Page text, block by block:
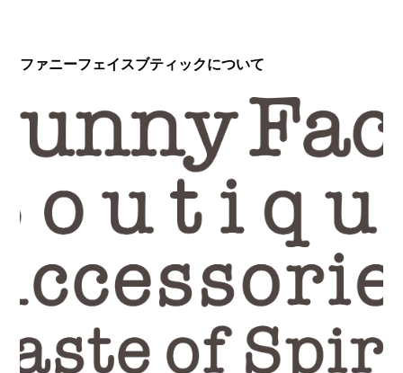
ファニーフェイスブティックについて